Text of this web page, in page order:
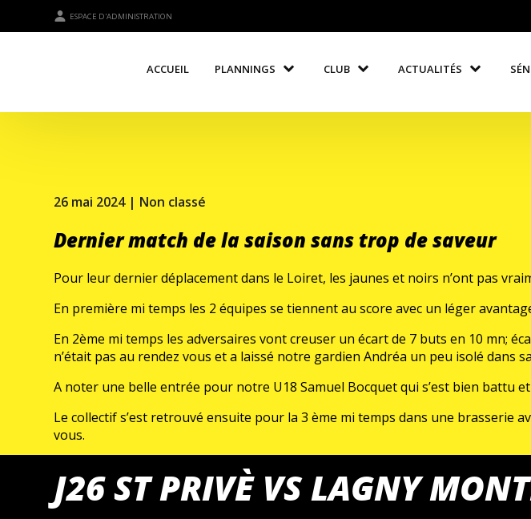
ESPACE D'ADMINISTRATION
ACCUEIL PLANNINGS CLUB ACTUALITÉS
J26 ST PRIVÈ VS LAGNY
26 mai 2024 | Non classé
Dernier match de la saison sans trop de saveur
Pour leur dernier déplacement dans le Loiret, les jaunes et noirs n’ont pas
En première mi temps les 2 équipes se tiennent au score avec un léger
En 2ème mi temps les adversaires vont creuser un écart de 7 buts en 10 mn;
n’était pas au rendez vous et a laissé notre gardien Andréa un peu isolé dans
A noter une belle entrée pour notre U18 Samuel Bocquet qui s’est bien battu
Le collectif s’est retrouvé ensuite pour la 3 ème mi temps dans une brasserie
vous.
Pensez à bloquer votre samedi 29 juin 2024 pour l’AG du club.